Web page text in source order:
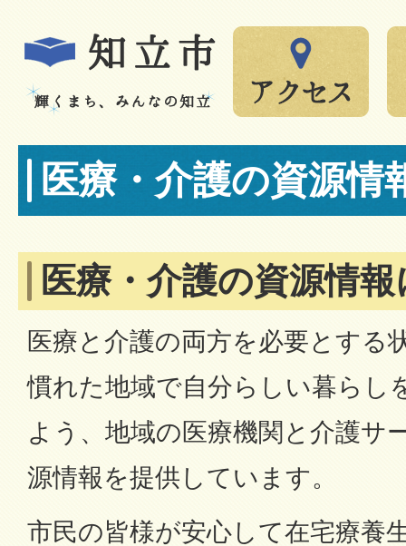
医療・介護の資源情
医療・介護の資源情
医療と介護の両方を必要とする
慣れた地域で自分らしい暮らし
よう、地域の医療機関と介護サ
源情報を提供しています。
市民の皆様が安心して在宅療養